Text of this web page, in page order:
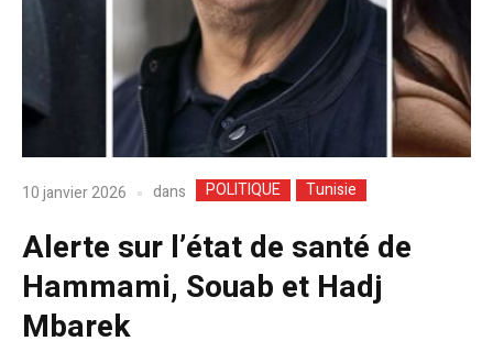
10 janvier 2026 dans POLITIQUE Tunisie
Alerte sur l’état de santé de
Hammami, Souab et Hadj
Mbarek